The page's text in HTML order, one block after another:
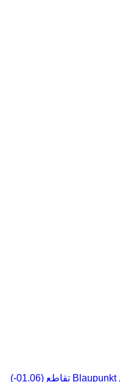
المسجل Blaupunkt تقاطع (01.06-)